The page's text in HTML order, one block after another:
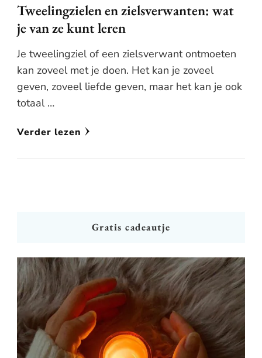
Tweelingzielen en zielsverwanten: wat
je van ze kunt leren
Je tweelingziel of een zielsverwant ontmoeten
kan zoveel met je doen. Het kan je zoveel
geven, zoveel liefde geven, maar het kan je ook
totaal …
Verder lezen
Gratis cadeautje